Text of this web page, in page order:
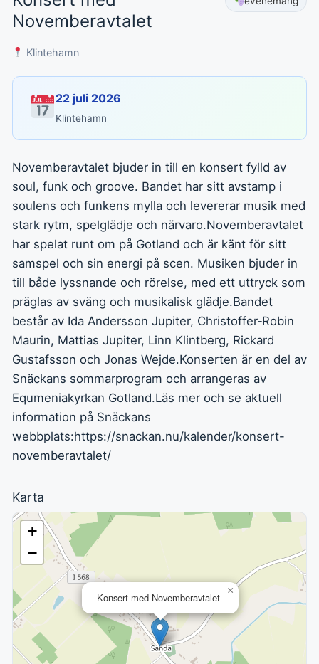
Novemberavtalet
Klintehamn
22 juli 2026
Klintehamn
Novemberavtalet bjuder in till en konsert fylld av
soul, funk och groove. Bandet har sitt avstamp i
soulens och funkens mylla och levererar musik med
stark rytm, spelglädje och närvaro.Novemberavtalet
har spelat runt om på Gotland och är känt för sitt
samspel och sin energi på scen. Musiken bjuder in
till både lyssnande och rörelse, med ett uttryck som
präglas av sväng och musikalisk glädje.Bandet
består av Ida Andersson Jupiter, Christoffer‑Robin
Maurin, Mattias Jupiter, Linn Klintberg, Rickard
Gustafsson och Jonas Wejde.Konserten är en del av
Snäckans sommarprogram och arrangeras av
Equmeniakyrkan Gotland.Läs mer och se aktuell
information på Snäckans
webbplats:https://snackan.nu/kalender/konsert-
novemberavtalet/
Karta
Konsert med Novemberavtalet
×
+
−